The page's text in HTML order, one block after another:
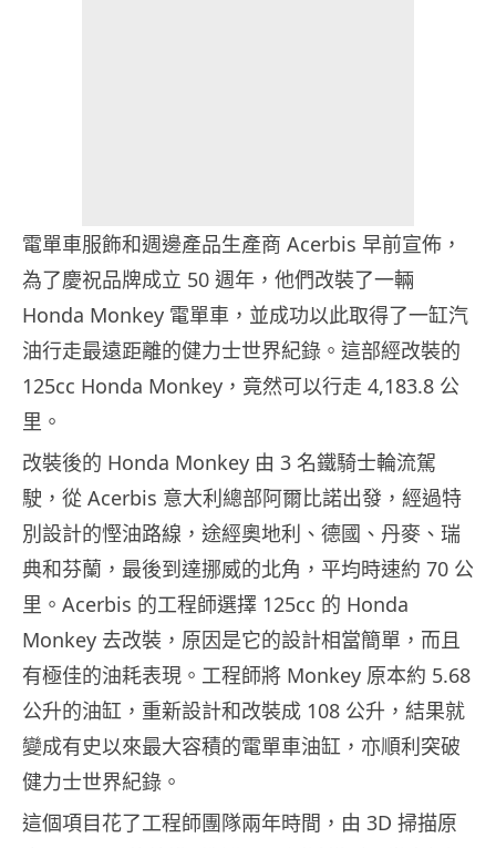
電單車服飾和週邊產品生產商 Acerbis 早前宣佈，
為了慶祝品牌成立 50 週年，他們改裝了一輛
Honda Monkey 電單車，並成功以此取得了一缸汽
油行走最遠距離的健力士世界紀錄。這部經改裝的
125cc Honda Monkey，竟然可以行走 4,183.8 公
里。
改裝後的 Honda Monkey 由 3 名鐵騎士輪流駕
駛，從 Acerbis 意大利總部阿爾比諾出發，經過特
別設計的慳油路線，途經奧地利、德國、丹麥、瑞
典和芬蘭，最後到達挪威的北角，平均時速約 70 公
里。Acerbis 的工程師選擇 125cc 的 Honda
Monkey 去改裝，原因是它的設計相當簡單，而且
有極佳的油耗表現。工程師將 Monkey 原本約 5.68
公升的油缸，重新設計和改裝成 108 公升，結果就
變成有史以來最大容積的電單車油缸，亦順利突破
健力士世界紀錄。
這個項目花了工程師團隊兩年時間，由 3D 掃描原